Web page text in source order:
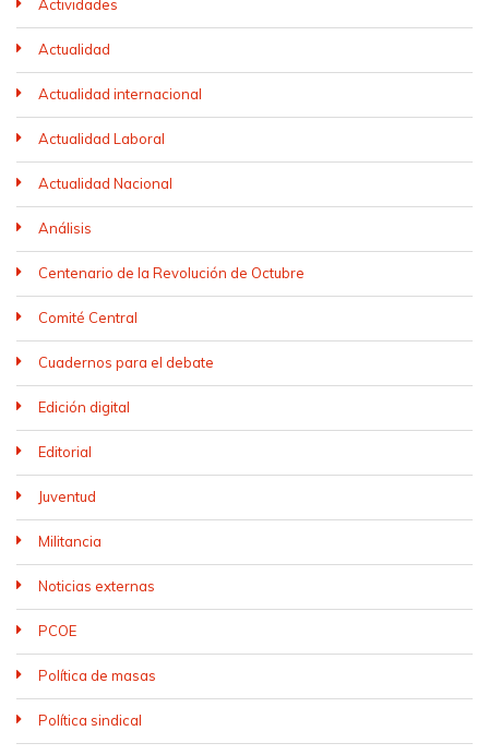
Actividades
Actualidad
Actualidad internacional
Actualidad Laboral
Actualidad Nacional
Análisis
Centenario de la Revolución de Octubre
Comité Central
Cuadernos para el debate
Edición digital
Editorial
Juventud
Militancia
Noticias externas
PCOE
Política de masas
Política sindical